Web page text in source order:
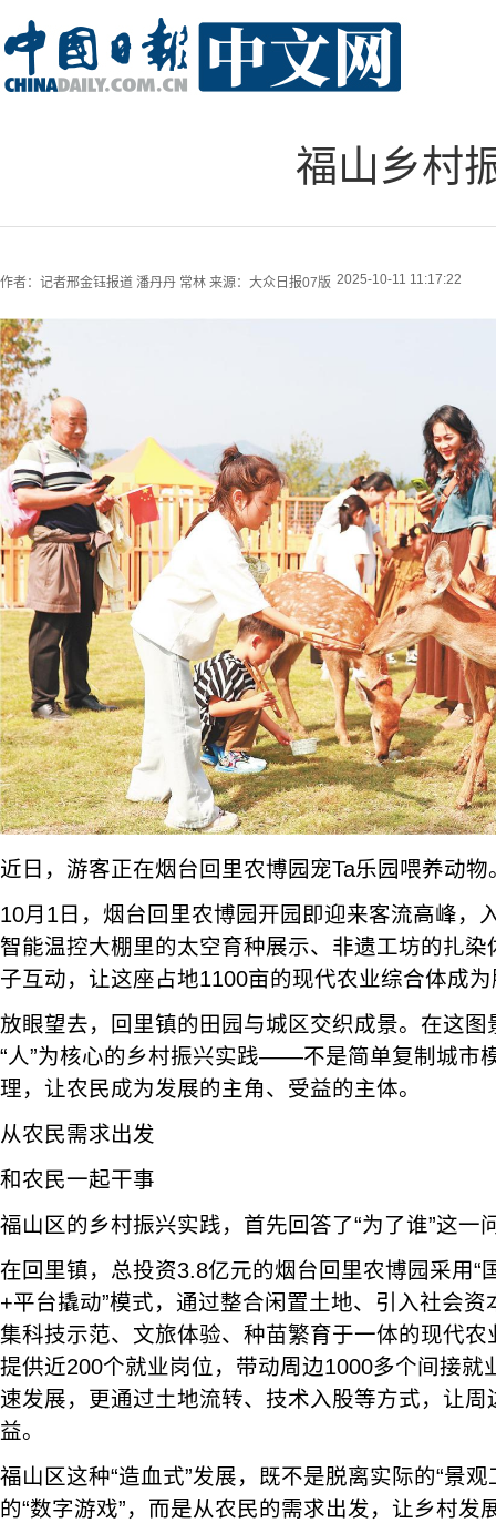
福山乡村
作者： 记者邢金钰报道 潘丹丹 常林 来源： 大众日报07版 2025-10-11 11:17:22
近日，游客正在烟台回里农博园宠Ta乐园喂养动物
10月1日，烟台回里农博园开园即迎来客流高峰，
智能温控大棚里的太空育种展示、非遗工坊的扎
子互动，让这座占地1100亩的现代农业综合体成
放眼望去，回里镇的田园与城区交织成景。在这图
“人”为核心的乡村振兴实践——不是简单复制城市
理，让农民成为发展的主角、受益的主体。
从农民需求出发
和农民一起干事
福山区的乡村振兴实践，首先回答了“为了谁”这一
在回里镇，总投资3.8亿元的烟台回里农博园采用“
+平台撬动”模式，通过整合闲置土地、引入社会
集科技示范、文旅体验、种苗繁育于一体的现代
提供近200个就业岗位，带动周边1000多个间接就
速发展，更通过土地流转、技术入股等方式，让
益。
福山区这种“造血式”发展，既不是脱离实际的“景
的“数字游戏”，而是从农民的需求出发，让乡村发